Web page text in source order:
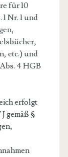
für 10
1 Nr. 1 und
etc.) und
4 HGB
erfolgt
gemäß §